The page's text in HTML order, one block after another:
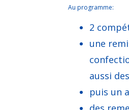
Au programme:
2
une
aussi
puis un